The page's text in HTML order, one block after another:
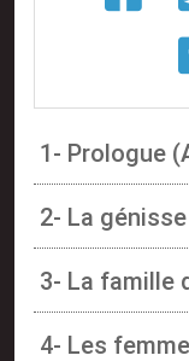
1- Prologue
2- La
3- La famille
4- Les